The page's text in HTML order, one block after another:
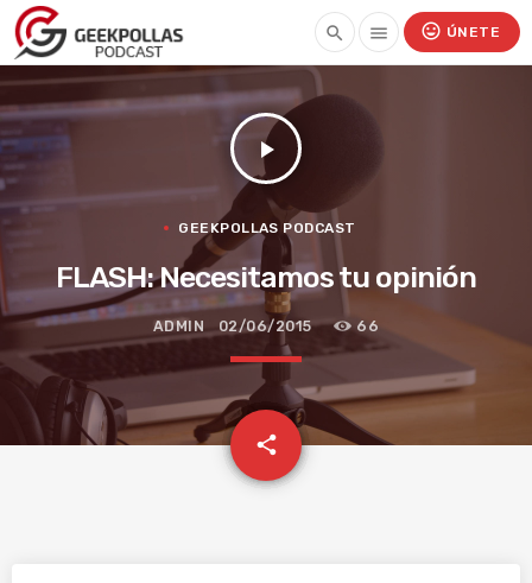
search menu mood ÚNETE
play_arrow
GEEKPOLLAS PODCAST
FLASH: Necesitamos tu opinión
ADMIN 02/06/2015 66
share
email